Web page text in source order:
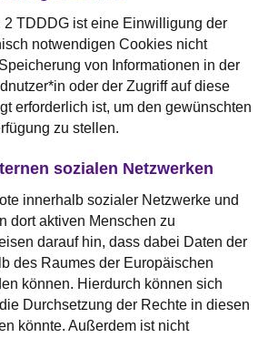
2 TDDDG ist eine Einwilligung der
notwendigen Cookies nicht
von Informationen in der
oder der Zugriff auf diese
erforderlich ist, um den gewünschten
zu stellen.
sozialen Netzwerken
innerhalb sozialer Netzwerke und
dort aktiven Menschen zu
darauf hin, dass dabei Daten der
des Raumes der Europäischen
können. Hierdurch können sich
Durchsetzung der Rechte in diesen
könnte. Außerdem ist nicht